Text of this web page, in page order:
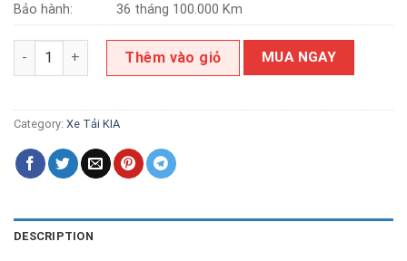
Bảo hành:
36 tháng 100.000 Km
KIA K250.E5 quantityThêm vào giỏ MUA NGAY
Category: Xe Tải KIA
DESCRIPTION